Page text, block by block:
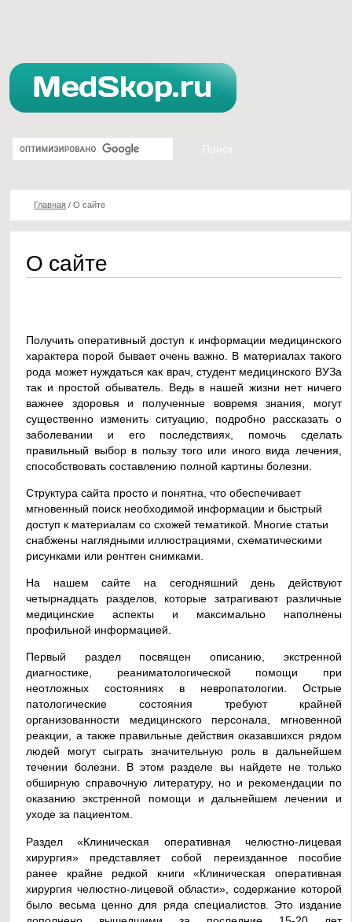
Главная /О сайте
О сайте
Получить оперативный доступ к информации медицинского
характера порой бывает очень важно. В материалах такого
рода может нуждаться как врач, студент медицинского ВУЗа
так и простой обыватель. Ведь в нашей жизни нет ничего
важнее здоровья и полученные вовремя знания, могут
существенно изменить ситуацию, подробно рассказать о
заболевании и его последствиях, помочь сделать
правильный выбор в пользу того или иного вида лечения,
способствовать составлению полной картины болезни.
Структура сайта просто и понятна, что обеспечивает
мгновенный поиск необходимой информации и быстрый
доступ к материалам со схожей тематикой. Многие статьи
снабжены наглядными иллюстрациями, схематическими
рисунками или рентген снимками.
На нашем сайте на сегодняшний день действуют
четырнадцать разделов, которые затрагивают различные
медицинские аспекты и максимально наполнены
профильной информацией.
Первый раздел посвящен описанию, экстренной
диагностике, реаниматологической помощи при
неотложных состояниях в невропатологии. Острые
патологические состояния требуют крайней
организованности медицинского персонала, мгновенной
реакции, а также правильные действия оказавшихся рядом
людей могут сыграть значительную роль в дальнейшем
течении болезни. В этом разделе вы найдете не только
обширную справочную литературу, но и рекомендации по
оказанию экстренной помощи и дальнейшем лечении и
уходе за пациентом.
Раздел «Клиническая оперативная челюстно-лицевая
хирургия» представляет собой переизданное пособие
ранее крайне редкой книги «Клиническая оперативная
хирургия челюстно-лицевой области», содержание которой
было весьма ценно для ряда специалистов. Это издание